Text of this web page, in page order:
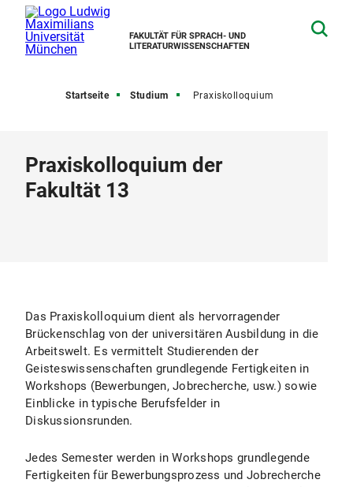
FAKULTÄT FÜR SPRACH- UND
LITERATURWISSENSCHAFTEN
Startseite Studium Praxiskolloquium
Praxiskolloquium der
Fakultät 13
Das Praxiskolloquium dient als hervorragender
Brückenschlag von der universitären Ausbildung in die
Arbeitswelt. Es vermittelt Studierenden der
Geisteswissenschaften grundlegende Fertigkeiten in
Workshops (Bewerbungen, Jobrecherche, usw.) sowie
Einblicke in typische Berufsfelder in
Diskussionsrunden.
Jedes Semester werden in Workshops grundlegende
Fertigkeiten für Bewerbungsprozess und Jobrecherche